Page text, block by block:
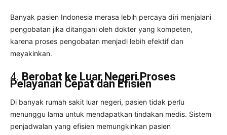
Banyak pasien Indonesia merasa lebih percaya diri menjalani
pengobatan jika ditangani oleh dokter yang kompeten,
karena proses pengobatan menjadi lebih efektif dan
meyakinkan.
4. Berobat ke Luar Negeri Proses
Pelayanan Cepat dan Efisien
Di banyak rumah sakit luar negeri, pasien tidak perlu
menunggu lama untuk mendapatkan tindakan medis. Sistem
penjadwalan yang efisien memungkinkan pasien